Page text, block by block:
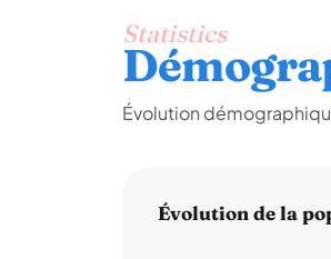
Statistics
Évolution
Évolution de la